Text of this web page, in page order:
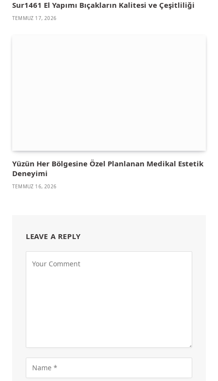
Sur1461 El Yapımı Bıçakların Kalitesi ve Çeşitliliği
TEMMUZ 17, 2026
Yüzün Her Bölgesine Özel Planlanan Medikal Estetik
Deneyimi
TEMMUZ 16, 2026
LEAVE A REPLY